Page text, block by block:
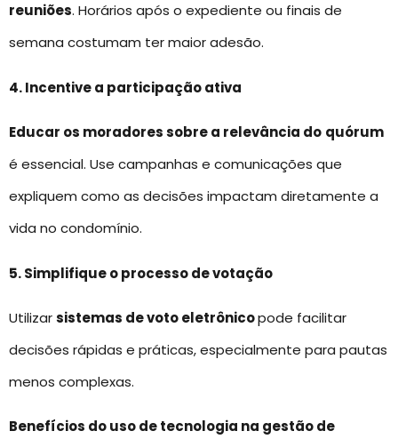
reuniões. Horários após o expediente ou finais de
semana costumam ter maior adesão.
4. Incentive a participação ativa
Educar os moradores sobre a relevância do quórum
é essencial. Use campanhas e comunicações que
expliquem como as decisões impactam diretamente a
vida no condomínio.
5. Simplifique o processo de votação
Utilizarsistemas de voto eletrônicopode facilitar
decisões rápidas e práticas, especialmente para pautas
menos complexas.
Benefícios do uso de tecnologia na gestão de